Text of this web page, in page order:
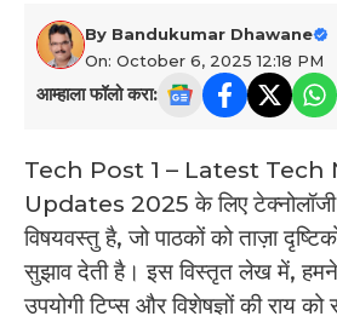
By Bandukumar Dhawane
On: October 6, 2025 12:18 PM
आम्हाला फॉलो करा:
Tech Post 1 – Latest Tech
Updates 2025 के लिए टेक्नोलॉजी
विषयवस्तु है, जो पाठकों को ताज़ा
सुझाव देती है। इस विस्तृत लेख में,
उपयोगी टिप्स और विशेषज्ञों की राय को